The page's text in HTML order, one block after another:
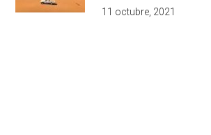
11 octubre, 2021